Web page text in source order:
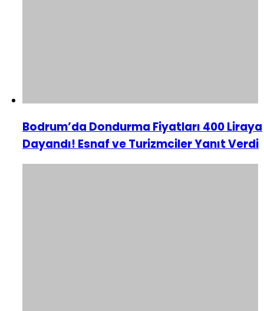
Bodrum’da Dondurma Fiyatları 400 Liraya
Dayandı! Esnaf ve Turizmciler Yanıt Verdi